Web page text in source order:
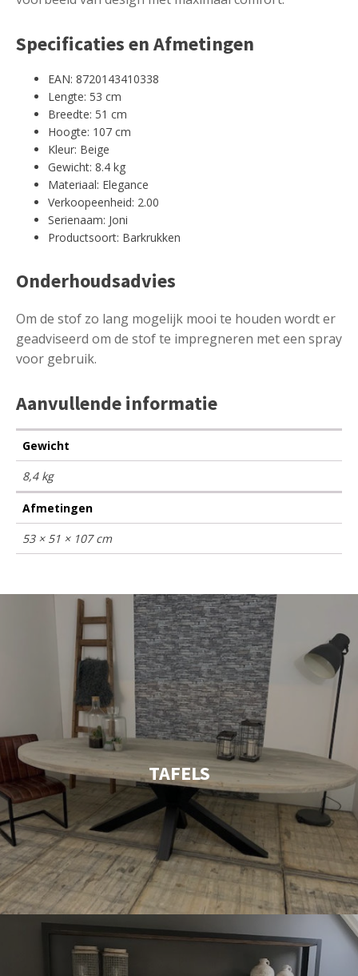
Specificaties en Afmetingen
EAN: 8720143410338
Lengte: 53 cm
Breedte: 51 cm
Hoogte: 107 cm
Kleur: Beige
Gewicht: 8.4 kg
Materiaal: Elegance
Verkoopeenheid: 2.00
Serienaam: Joni
Productsoort: Barkrukken
Onderhoudsadvies
Om de stof zo lang mogelijk mooi te houden wordt er
geadviseerd om de stof te impregneren met een spray
voor gebruik.
Aanvullende informatie
Gewicht
8,4 kg
Afmetingen
53 × 51 × 107 cm
TAFELS